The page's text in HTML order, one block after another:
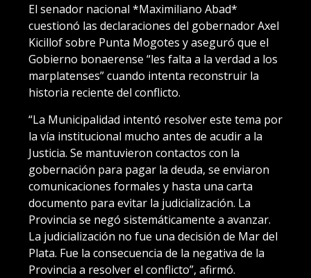
El senador nacional *Maximiliano Abad*
cuestionó las declaraciones del gobernador Axel
Kicillof sobre Punta Mogotes y aseguró que el
Gobierno bonaerense “les falta a la verdad a los
marplatenses” cuando intenta reconstruir la
historia reciente del conflicto.
“La Municipalidad intentó resolver este tema por
la vía institucional mucho antes de acudir a la
Justicia. Se mantuvieron contactos con la
gobernación para pagar la deuda, se enviaron
comunicaciones formales y hasta una carta
documento para evitar la judicialización. La
Provincia se negó sistemáticamente a avanzar.
La judicialización no fue una decisión de Mar del
Plata. Fue la consecuencia de la negativa de la
Provincia a resolver el conflicto”, afirmó.